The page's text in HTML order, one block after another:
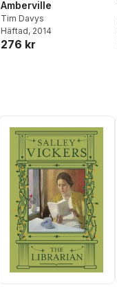
Amberville
Tim Davys
Häftad, 2014
276 kr